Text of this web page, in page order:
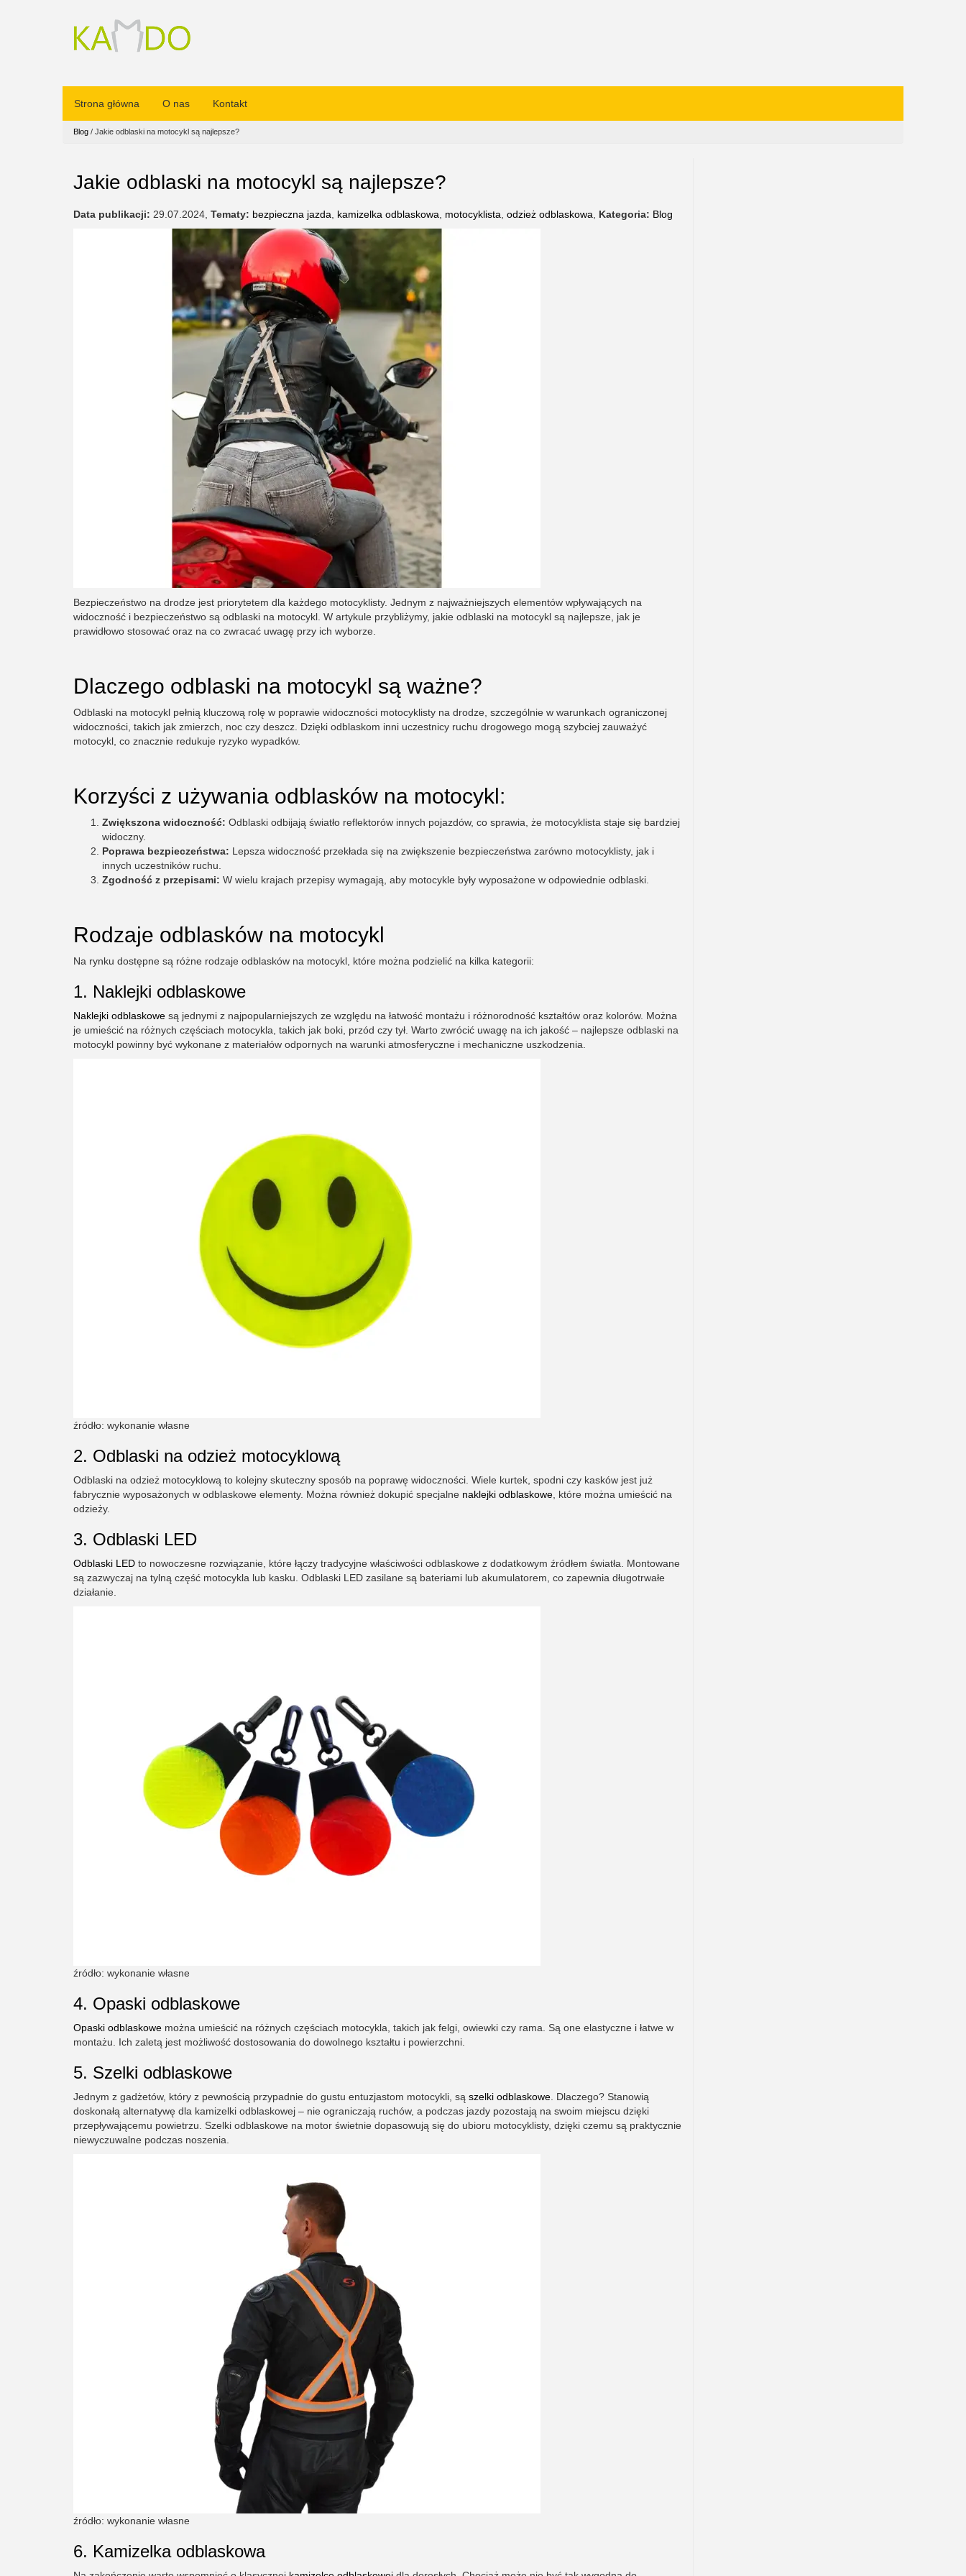
Strona główna O nas Kontakt
Blog / Jakie odblaski na motocykl są najlepsze?
Jakie odblaski na motocykl są najlepsze?
Data publikacji: 29.07.2024 Tematy: bezpieczna jazda kamizelka odblaskowa motocyklista odzież odblaskowa Kategoria: Blog
Bezpieczeństwo na drodze jest priorytetem dla każdego motocyklisty. Jednym z najważniejszych elementów wpływających na
widoczność i bezpieczeństwo są odblaski na motocykl. W artykule przybliżymy, jakie odblaski na motocykl są najlepsze, jak je
prawidłowo stosować oraz na co zwracać uwagę przy ich wyborze.
Dlaczego odblaski na motocykl są ważne?
Odblaski na motocykl pełnią kluczową rolę w poprawie widoczności motocyklisty na drodze, szczególnie w warunkach ograniczonej
widoczności, takich jak zmierzch, noc czy deszcz. Dzięki odblaskom inni uczestnicy ruchu drogowego mogą szybciej zauważyć
motocykl, co znacznie redukuje ryzyko wypadków.
Korzyści z używania odblasków na motocykl:
Zwiększona widoczność: Odblaski odbijają światło reflektorów innych pojazdów, co sprawia, że motocyklista staje się bardziej
widoczny.
Poprawa bezpieczeństwa: Lepsza widoczność przekłada się na zwiększenie bezpieczeństwa zarówno motocyklisty, jak i
innych uczestników ruchu.
Zgodność z przepisami: W wielu krajach przepisy wymagają, aby motocykle były wyposażone w odpowiednie odblaski.
Rodzaje odblasków na motocykl
Na rynku dostępne są różne rodzaje odblasków na motocykl, które można podzielić na kilka kategorii:
1. Naklejki odblaskowe
Naklejki odblaskowe są jednymi z najpopularniejszych ze względu na łatwość montażu i różnorodność kształtów oraz kolorów. Można
je umieścić na różnych częściach motocykla, takich jak boki, przód czy tył. Warto zwrócić uwagę na ich jakość – najlepsze odblaski na
motocykl powinny być wykonane z materiałów odpornych na warunki atmosferyczne i mechaniczne uszkodzenia.
źródło: wykonanie własne
2. Odblaski na odzież motocyklową
Odblaski na odzież motocyklową to kolejny skuteczny sposób na poprawę widoczności. Wiele kurtek, spodni czy kasków jest już
fabrycznie wyposażonych w odblaskowe elementy. Można również dokupić specjalne naklejki odblaskowe , które można umieścić na
odzieży.
3. Odblaski LED
Odblaski LED to nowoczesne rozwiązanie, które łączy tradycyjne właściwości odblaskowe z dodatkowym źródłem światła. Montowane
są zazwyczaj na tylną część motocykla lub kasku. Odblaski LED zasilane są bateriami lub akumulatorem, co zapewnia długotrwałe
działanie.
źródło: wykonanie własne
4. Opaski odblaskowe
Opaski odblaskowe można umieścić na różnych częściach motocykla, takich jak felgi, owiewki czy rama. Są one elastyczne i łatwe w
montażu. Ich zaletą jest możliwość dostosowania do dowolnego kształtu i powierzchni.
5. Szelki odblaskowe
Jednym z gadżetów, który z pewnością przypadnie do gustu entuzjastom motocykli, są szelki odblaskowe . Dlaczego? Stanowią
doskonałą alternatywę dla kamizelki odblaskowej – nie ograniczają ruchów, a podczas jazdy pozostają na swoim miejscu dzięki
przepływającemu powietrzu. Szelki odblaskowe na motor świetnie dopasowują się do ubioru motocyklisty, dzięki czemu są praktycznie
niewyczuwalne podczas noszenia.
źródło: wykonanie własne
6. Kamizelka odblaskowa